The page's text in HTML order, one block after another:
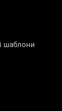
шаблони